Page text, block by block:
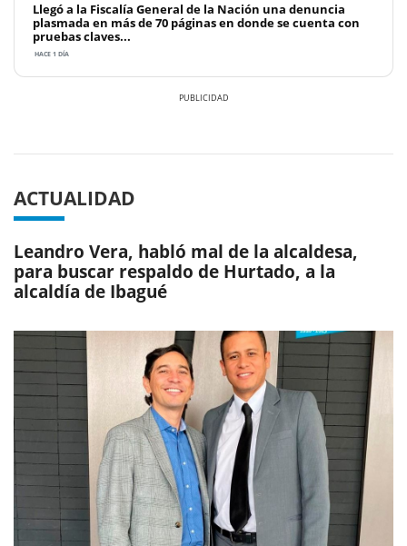
Llegó a la Fiscalía General de la Nación una denuncia
plasmada en más de 70 páginas en donde se cuenta con
pruebas claves...
HACE 1 DÍA
ACTUALIDAD
Leandro Vera, habló mal de la alcaldesa,
para buscar respaldo de Hurtado, a la
alcaldía de Ibagué